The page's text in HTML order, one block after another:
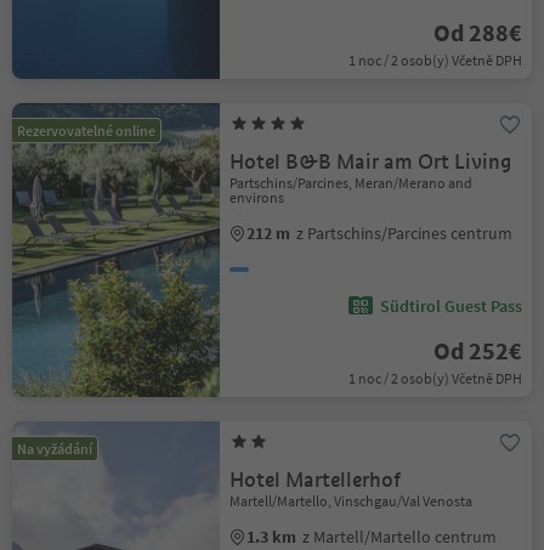
Od 288€
1 noc / 2 osob(y) Včetně DPH
Rezervovatelné online
Hotel B&B Mair am Ort Living
Partschins/Parcines, Meran/Merano and
environs
212 m z Partschins/Parcines centrum
Südtirol Guest Pass
Od 252€
1 noc / 2 osob(y) Včetně DPH
Na vyžádání
Hotel Martellerhof
Martell/Martello, Vinschgau/Val Venosta
1.3 km z Martell/Martello centrum